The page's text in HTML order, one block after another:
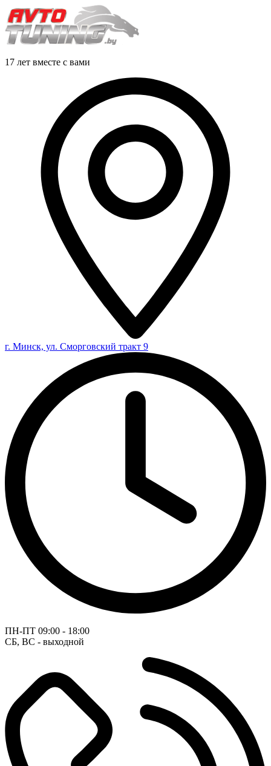
17 лет вместе с вами
г. Минск, ул. Сморговский тракт 9
ПН-ПТ 09:00 - 18:00
СБ, ВС - выходной